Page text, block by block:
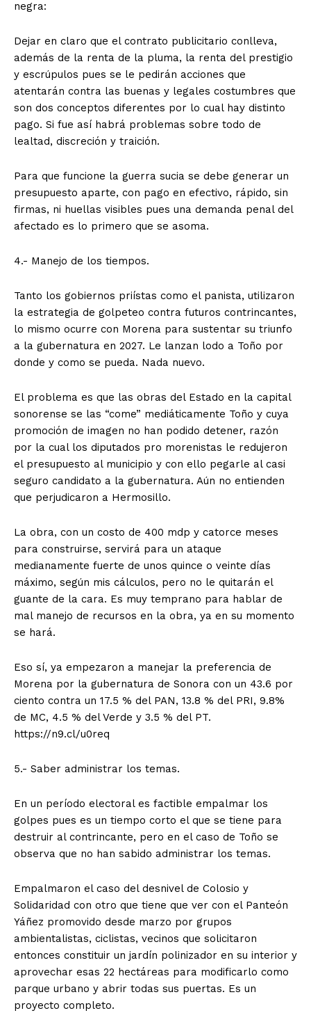
negra:
Dejar en claro que el contrato publicitario conlleva,
además de la renta de la pluma, la renta del prestigio
y escrúpulos pues se le pedirán acciones que
atentarán contra las buenas y legales costumbres que
son dos conceptos diferentes por lo cual hay distinto
pago. Si fue así habrá problemas sobre todo de
lealtad, discreción y traición.
Para que funcione la guerra sucia se debe generar un
presupuesto aparte, con pago en efectivo, rápido, sin
firmas, ni huellas visibles pues una demanda penal del
afectado es lo primero que se asoma.
4.- Manejo de los tiempos.
Tanto los gobiernos priístas como el panista, utilizaron
la estrategia de golpeteo contra futuros contrincantes,
lo mismo ocurre con Morena para sustentar su triunfo
a la gubernatura en 2027. Le lanzan lodo a Toño por
donde y como se pueda. Nada nuevo.
El problema es que las obras del Estado en la capital
sonorense se las “come” mediáticamente Toño y cuya
promoción de imagen no han podido detener, razón
por la cual los diputados pro morenistas le redujeron
el presupuesto al municipio y con ello pegarle al casi
seguro candidato a la gubernatura. Aún no entienden
que perjudicaron a Hermosillo.
La obra, con un costo de 400 mdp y catorce meses
para construirse, servirá para un ataque
medianamente fuerte de unos quince o veinte días
máximo, según mis cálculos, pero no le quitarán el
guante de la cara. Es muy temprano para hablar de
mal manejo de recursos en la obra, ya en su momento
se hará.
Eso sí, ya empezaron a manejar la preferencia de
Morena por la gubernatura de Sonora con un 43.6 por
ciento contra un 17.5 % del PAN, 13.8 % del PRI, 9.8%
de MC, 4.5 % del Verde y 3.5 % del PT.
https://n9.cl/u0req
5.- Saber administrar los temas.
En un período electoral es factible empalmar los
golpes pues es un tiempo corto el que se tiene para
destruir al contrincante, pero en el caso de Toño se
observa que no han sabido administrar los temas.
Empalmaron el caso del desnivel de Colosio y
Solidaridad con otro que tiene que ver con el Panteón
Yáñez promovido desde marzo por grupos
ambientalistas, ciclistas, vecinos que solicitaron
entonces constituir un jardín polinizador en su interior y
aprovechar esas 22 hectáreas para modificarlo como
parque urbano y abrir todas sus puertas. Es un
proyecto completo.